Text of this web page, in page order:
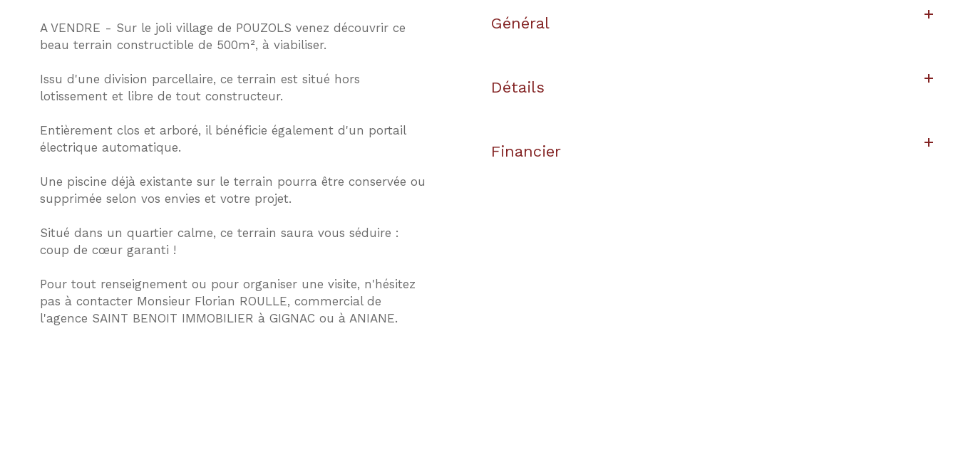
A VENDRE - Sur le joli village de POUZOLS venez découvrir ce
beau terrain constructible de 500m², à viabiliser.
Issu d'une division parcellaire, ce terrain est situé hors
lotissement et libre de tout constructeur.
Entièrement clos et arboré, il bénéficie également d'un portail
électrique automatique.
Une piscine déjà existante sur le terrain pourra être conservée ou
supprimée selon vos envies et votre projet.
Situé dans un quartier calme, ce terrain saura vous séduire :
coup de cœur garanti !
Pour tout renseignement ou pour organiser une visite, n'hésitez
pas à contacter Monsieur Florian ROULLE, commercial de
l'agence SAINT BENOIT IMMOBILIER à GIGNAC ou à ANIANE.
Général
Détails
Financier